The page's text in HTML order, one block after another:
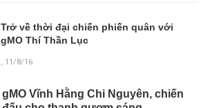
Trở về thời đại chiến phiến quân với
gMO Thí Thần Lục
, 11/8/16
gMO Vĩnh Hằng Chi Nguyên, chiến